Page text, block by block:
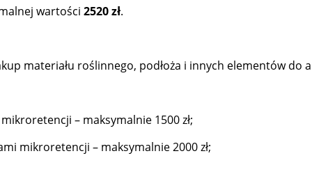
wartości 2520 zł.
materiału roślinnego, podłoża i innych elementów do
– maksymalnie 1500 zł;
mikroretencji – maksymalnie 2000 zł;